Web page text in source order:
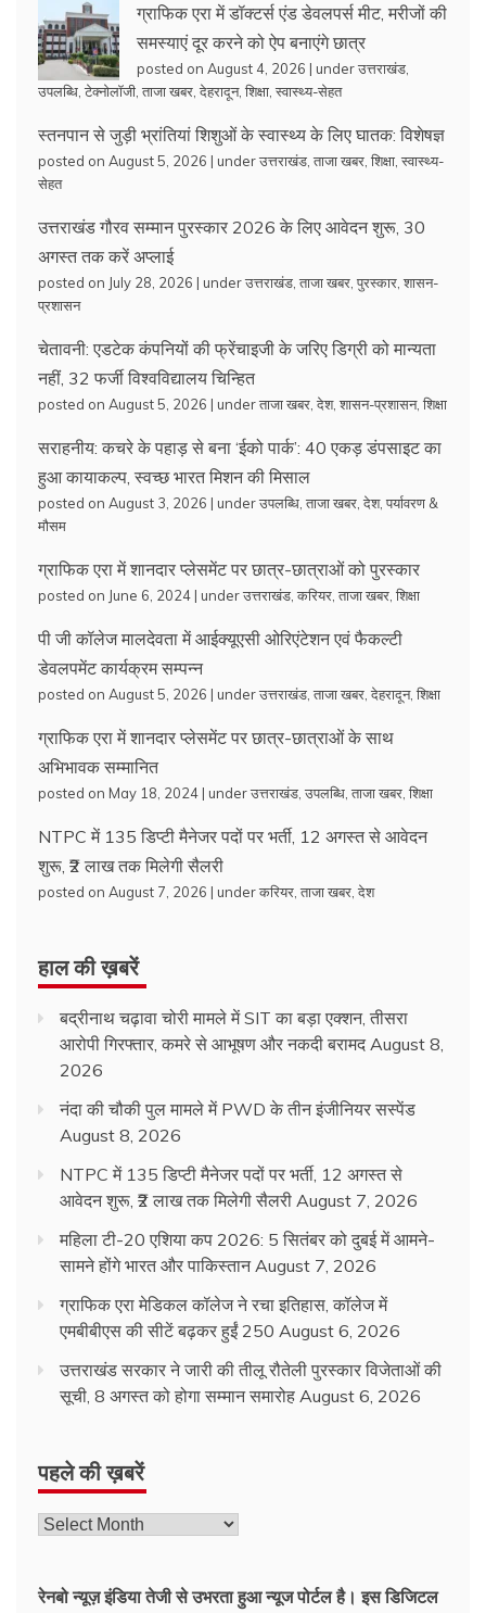
ग्राफिक एरा में डॉक्टर्स एंड डेवलपर्स मीट, मरीजों की
समस्याएं दूर करने को ऐप बनाएंगे छात्र
posted on August 4, 2026 | underउत्तराखंड
उपलब्धि टेक्नोलॉजी ताजा खबर देहरादून, शिक्षा स्वास्थ्य-सेहत
स्तनपान से जुड़ी भ्रांतियां शिशुओं के स्वास्थ्य के लिए घातक: विशेषज्ञ
posted on August 5, 2026 | underउत्तराखंड ताजा खबर शिक्षा स्वास्थ्य-
सेहत
उत्तराखंड गौरव सम्मान पुरस्कार 2026 के लिए आवेदन शुरू, 30
अगस्त तक करें अप्लाई
posted on July 28, 2026 | underउत्तराखंड ताजा खबर पुरस्कार शासन-
प्रशासन
चेतावनी: एडटेक कंपनियों की फ्रेंचाइजी के जरिए डिग्री को मान्यता
नहीं, 32 फर्जी विश्वविद्यालय चिन्हित
posted on August 5, 2026 | underताजा खबर देश, शासन-प्रशासन, शिक्षा
सराहनीय: कचरे के पहाड़ से बना ‘ईको पार्क’: 40 एकड़ डंपसाइट का
हुआ कायाकल्प, स्वच्छ भारत मिशन की मिसाल
posted on August 3, 2026 | underउपलब्धि ताजा खबर देश, पर्यावरण &
मौसम
ग्राफिक एरा में शानदार प्लेसमेंट पर छात्र-छात्राओं को पुरस्कार
posted on June 6, 2024 | underउत्तराखंड करियर ताजा खबर शिक्षा
पी जी कॉलेज मालदेवता में आईक्यूएसी ओरिएंटेशन एवं फैकल्टी
डेवलपमेंट कार्यक्रम सम्पन्न
posted on August 5, 2026 | underउत्तराखंड ताजा खबर देहरादून, शिक्षा
ग्राफिक एरा में शानदार प्लेसमेंट पर छात्र-छात्राओं के साथ
अभिभावक सम्मानित
posted on May 18, 2024 | underउत्तराखंड उपलब्धि ताजा खबर शिक्षा
NTPC में 135 डिप्टी मैनेजर पदों पर भर्ती, 12 अगस्त से आवेदन
शुरू, ₹2 लाख तक मिलेगी सैलरी
posted on August 7, 2026 | underकरियर ताजा खबर देश
हाल की ख़बरें
बद्रीनाथ चढ़ावा चोरी मामले में SIT का बड़ा एक्शन, तीसरा
आरोपी गिरफ्तार, कमरे से आभूषण और नकदी बरामद August 8,
2026
नंदा की चौकी पुल मामले में PWD के तीन इंजीनियर सस्पेंड
August 8, 2026
NTPC में 135 डिप्टी मैनेजर पदों पर भर्ती, 12 अगस्त से
आवेदन शुरू, ₹2 लाख तक मिलेगी सैलरी August 7, 2026
महिला टी-20 एशिया कप 2026: 5 सितंबर को दुबई में आमने-
सामने होंगे भारत और पाकिस्तान August 7, 2026
ग्राफिक एरा मेडिकल कॉलेज ने रचा इतिहास, कॉलेज में
एमबीबीएस की सीटें बढ़कर हुईं 250 August 6, 2026
उत्तराखंड सरकार ने जारी की तीलू रौतेली पुरस्कार विजेताओं की
सूची, 8 अगस्त को होगा सम्मान समारोह August 6, 2026
पहले की ख़बरें
रेनबो न्यूज़ इंडिया तेजी से उभरता हुआ न्‍यूज पोर्टल है। इस डिजिटल